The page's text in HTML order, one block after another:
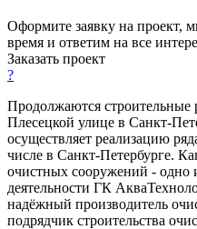
Оформите заявку на проект,
время и ответим на все
Заказать проект
?
Продолжаются строительные
Плесецкой улице в Санкт-
осуществляет реализацию
числе в Санкт-Петербурге.
очистных сооружений - одно
деятельности ГК
надёжный производитель
подрядчик строительства